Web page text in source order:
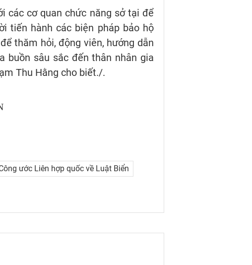
các cơ quan chức năng sở tại để
tiến hành các biện pháp bảo hộ
thăm hỏi, động viên, hướng dẫn
buồn sâu sắc đến thân nhân gia
Thu Hằng cho biết./.
ước Liên hợp quốc về Luật Biển